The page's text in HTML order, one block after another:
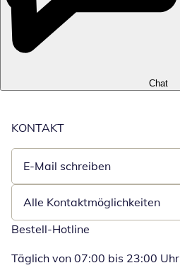
Chat
KONTAKT
E-Mail schreiben
Öffnet E-Mail-Client
Alle Kontaktmöglichkeiten
Bestell-Hotline
Täglich von 07:00 bis 23:00 Uhr